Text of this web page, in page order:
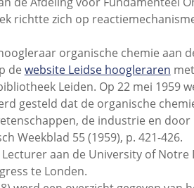
richtte zich op
organische chemie aan
de website Leidse hoogleraren
Leiden. Op 22 mei 1959
gesteld dat de organische
de industrie en
Weekblad 55 (1959), p. 421-426.
aan de University of Notre
te Londen.